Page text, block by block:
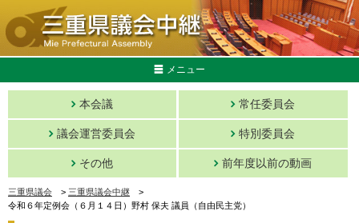
メニュー
本会議 常任委員会
議会運営委員会 特別委員会
その他 前年度以前の動画
三重県議会 > 三重県議会中継 >
令和６年定例会（６月１４日）野村 保夫 議員（自由民主党）